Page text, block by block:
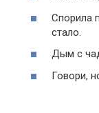
Спорила
стало.
Дым с
Говори,